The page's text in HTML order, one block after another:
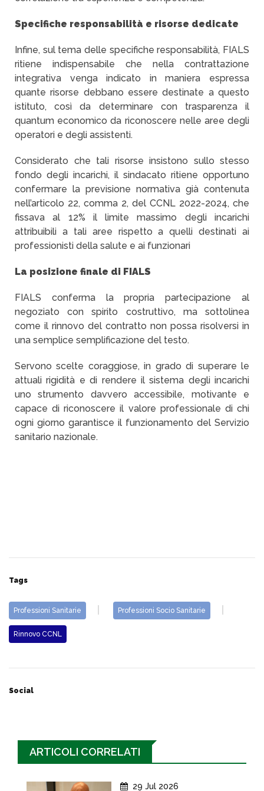
Specifiche responsabilità e risorse dedicate
Infine, sul tema delle specifiche responsabilità, FIALS
ritiene indispensabile che nella contrattazione
integrativa venga indicato in maniera espressa
quante risorse debbano essere destinate a questo
istituto, così da determinare con trasparenza il
quantum economico da riconoscere nelle aree degli
operatori e degli assistenti.
Considerato che tali risorse insistono sullo stesso
fondo degli incarichi, il sindacato ritiene opportuno
confermare la previsione normativa già contenuta
nell’articolo 22, comma 2, del CCNL 2022-2024, che
fissava al 12% il limite massimo degli incarichi
attribuibili a tali aree rispetto a quelli destinati ai
professionisti della salute e ai funzionari
La posizione finale di FIALS
FIALS conferma la propria partecipazione al
negoziato con spirito costruttivo, ma sottolinea
come il rinnovo del contratto non possa risolversi in
una semplice semplificazione del testo.
Servono scelte coraggiose, in grado di superare le
attuali rigidità e di rendere il sistema degli incarichi
uno strumento davvero accessibile, motivante e
capace di riconoscere il valore professionale di chi
ogni giorno garantisce il funzionamento del Servizio
sanitario nazionale.
Tags
Professioni Sanitarie Professioni Socio Sanitarie
Rinnovo CCNL
Social
ARTICOLI CORRELATI
29 Jul 2026